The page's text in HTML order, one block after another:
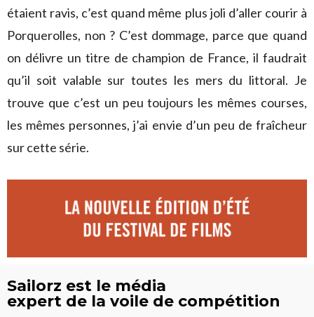
étaient ravis, c’est quand même plus joli d’aller courir à
Porquerolles, non ? C’est dommage, parce que quand
on délivre un titre de champion de France, il faudrait
qu’il soit valable sur toutes les mers du littoral. Je
trouve que c’est un peu toujours les mêmes courses,
les mêmes personnes, j’ai envie d’un peu de fraîcheur
sur cette série.
Sailorz est le média
expert de la voile de compétition